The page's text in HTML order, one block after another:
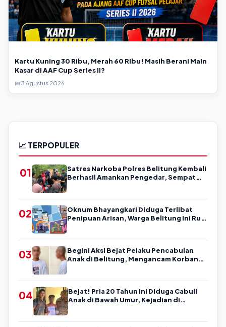
Kartu Kuning 30 Ribu, Merah 60 Ribu! Masih Berani Main
Kasar di AAF Cup Series II?
📅 3 Agustus 2026
📈 TERPOPULER
01
Satres Narkoba Polres Belitung Kembali
Berhasil Amankan Pengedar, Sempat
02
Oknum Bhayangkari Diduga Terlibat
Penipuan Arisan, Warga Belitung Ini Rugi
03
Begini Aksi Bejat Pelaku Pencabulan
Anak di Belitung, Mengancam Korban
04
Bejat! Pria 20 Tahun Ini Diduga Cabuli
Anak di Bawah Umur, Kejadian di